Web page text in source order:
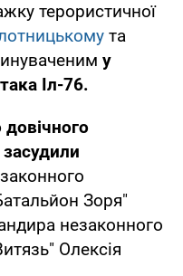
терористичної
та
у
Іл-76.
довічного
Зоря"
незаконного
Олексія